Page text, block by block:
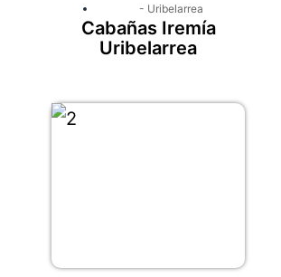
- Uribelarrea
Cabañas Iremía
Uribelarrea